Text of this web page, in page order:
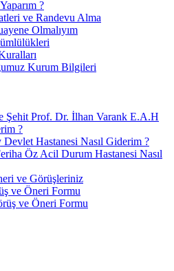
?
ve Randevu Alma
Olmalıyım
Kurum Bilgileri
Şehit Prof. Dr. İlhan Varank E.A.H
?
Hastanesi Nasıl Giderim ?
Öz Acil Durum Hastanesi Nasıl
ve Görüşleriniz
ve Öneri Formu
ve Öneri Formu